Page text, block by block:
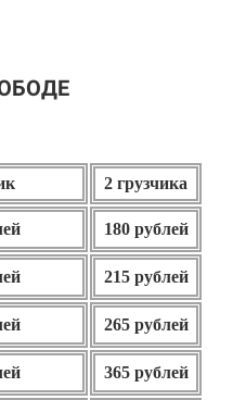
2 грузчика
180 рублей
215 рублей
265 рублей
365 рублей